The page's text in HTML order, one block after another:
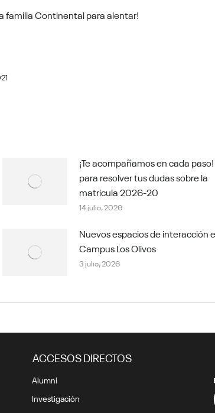
familia Continental para alentar!
¡Te acompañamos en cada
para resolver tus dudas sobre la
matrícula 2026-20
14 julio, 2026
Nuevos espacios de interacción
Campus Los Olivos
3 julio, 2026
ACCESOS DIRECTOS
Alumni
Investigación